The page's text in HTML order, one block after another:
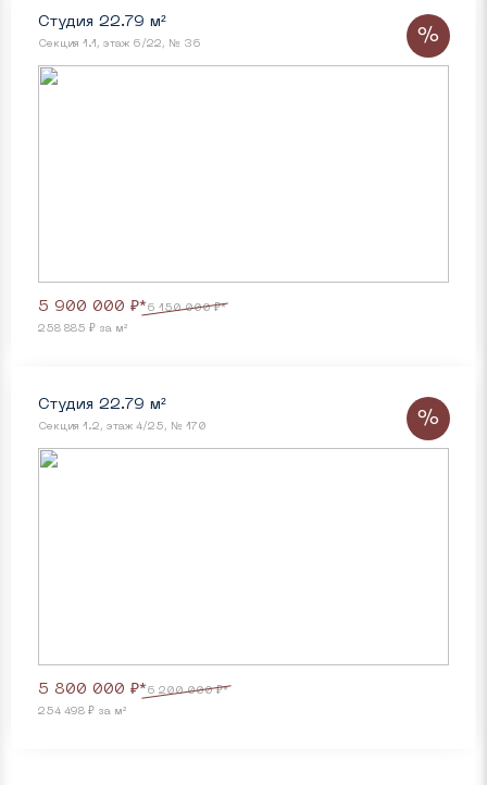
Студия 22.79 м²
Секция 1.1, этаж 6/22, № 36
5 900 000 ₽* 6 150 000 ₽*
258 885 ₽ за м²
%
Студия 22.79 м²
Секция 1.2, этаж 4/25, № 170
5 800 000 ₽* 6 200 000 ₽*
254 498 ₽ за м²
%